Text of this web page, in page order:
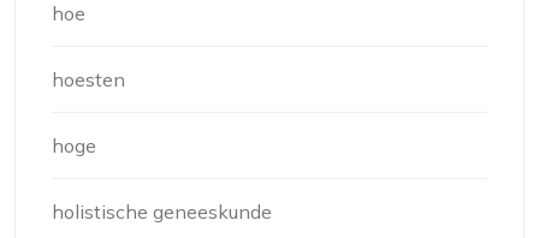
hoe
hoesten
hoge
holistische geneeskunde